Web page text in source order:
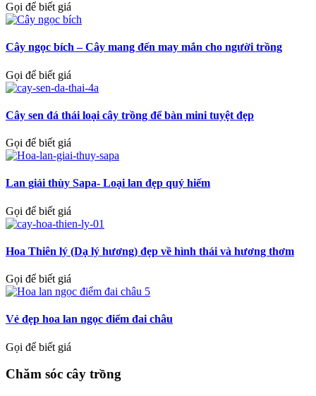
Gọi để biết giá
Cây ngọc bích – Cây mang đến may mắn cho người trồng
Gọi để biết giá
Cây sen đá thái loại cây trồng để bàn mini tuyệt đẹp
Gọi để biết giá
Lan giải thùy Sapa- Loại lan đẹp quý hiếm
Gọi để biết giá
Hoa Thiên lý (Dạ lý hương) đẹp về hình thái và hương thơm
Gọi để biết giá
Vẻ đẹp hoa lan ngọc điểm đai châu
Gọi để biết giá
Chăm sóc cây trồng